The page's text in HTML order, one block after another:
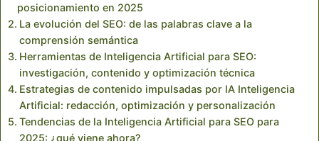
posicionamiento en 2025
La evolución del SEO: de las palabras clave a la
comprensión semántica
Herramientas de Inteligencia Artificial para SEO:
investigación, contenido y optimización técnica
Estrategias de contenido impulsadas por IA Inteligencia
Artificial: redacción, optimización y personalización
Tendencias de la Inteligencia Artificial para SEO para
2025: ¿qué viene ahora?